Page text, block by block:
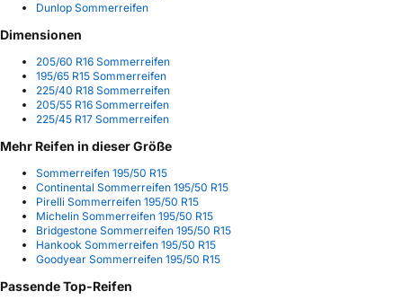
Dunlop Sommerreifen
Dimensionen
205/60 R16 Sommerreifen
195/65 R15 Sommerreifen
225/40 R18 Sommerreifen
205/55 R16 Sommerreifen
225/45 R17 Sommerreifen
Mehr Reifen in dieser Größe
Sommerreifen 195/50 R15
Continental Sommerreifen 195/50 R15
Pirelli Sommerreifen 195/50 R15
Michelin Sommerreifen 195/50 R15
Bridgestone Sommerreifen 195/50 R15
Hankook Sommerreifen 195/50 R15
Goodyear Sommerreifen 195/50 R15
Passende Top-Reifen